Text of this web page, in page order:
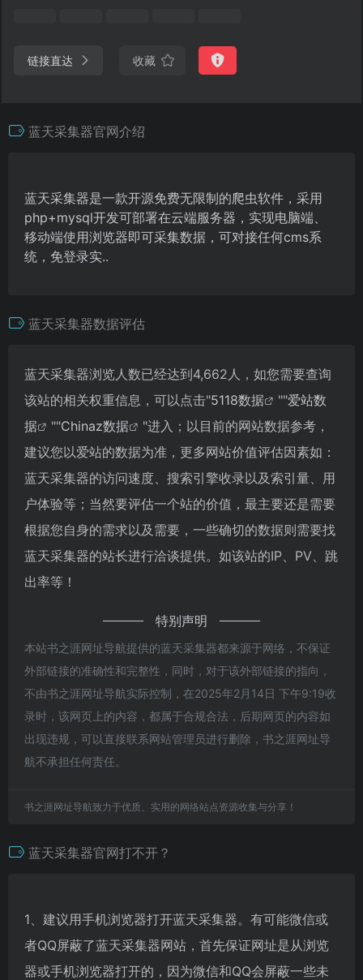
链接直达 收藏
蓝天采集器官网介绍
蓝天采集器是一款开源免费无限制的爬虫软件，采用
php+mysql开发可部署在云端服务器，实现电脑端、
移动端使用浏览器即可采集数据，可对接任何cms系
统，免登录实..
蓝天采集器数据评估
蓝天采集器浏览人数已经达到4,662人，如您需要查询
该站的相关权重信息，可以点击"5118数据 ""爱站数
据
""Chinaz数据
"进入；以目前的网站数据参考，
建议您以爱站的数据为准，更多网站价值评估因素如：
蓝天采集器的访问速度、搜索引擎收录以及索引量、用
户体验等；当然要评估一个站的价值，最主要还是需要
根据您自身的需求以及需要，一些确切的数据则需要找
蓝天采集器的站长进行洽谈提供。如该站的IP、PV、跳
出率等！
特别声明
本站书之涯网址导航提供的蓝天采集器都来源于网络，不保证
外部链接的准确性和完整性，同时，对于该外部链接的指向，
不由书之涯网址导航实际控制，在2025年2月14日 下午9:19收
录时，该网页上的内容，都属于合规合法，后期网页的内容如
出现违规，可以直接联系网站管理员进行删除，书之涯网址导
航不承担任何责任。
书之涯网址导航致力于优质、实用的网络站点资源收集与分享！
蓝天采集器官网打不开？
1、建议用手机浏览器打开蓝天采集器。有可能微信或
者QQ屏蔽了蓝天采集器网站，首先保证网址是从浏览
器或手机浏览器打开的，因为微信和QQ会屏蔽一些未